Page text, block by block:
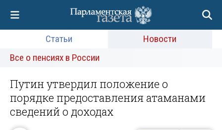
Статьи
Новости
Все о пенсиях в России
Путин утвердил положение о
порядке предоставления атаманами
сведений о доходах